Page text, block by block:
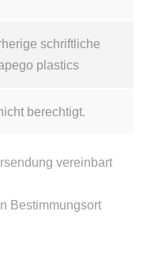
schriftliche
plastics
berechtigt.
vereinbart
Bestimmungsort